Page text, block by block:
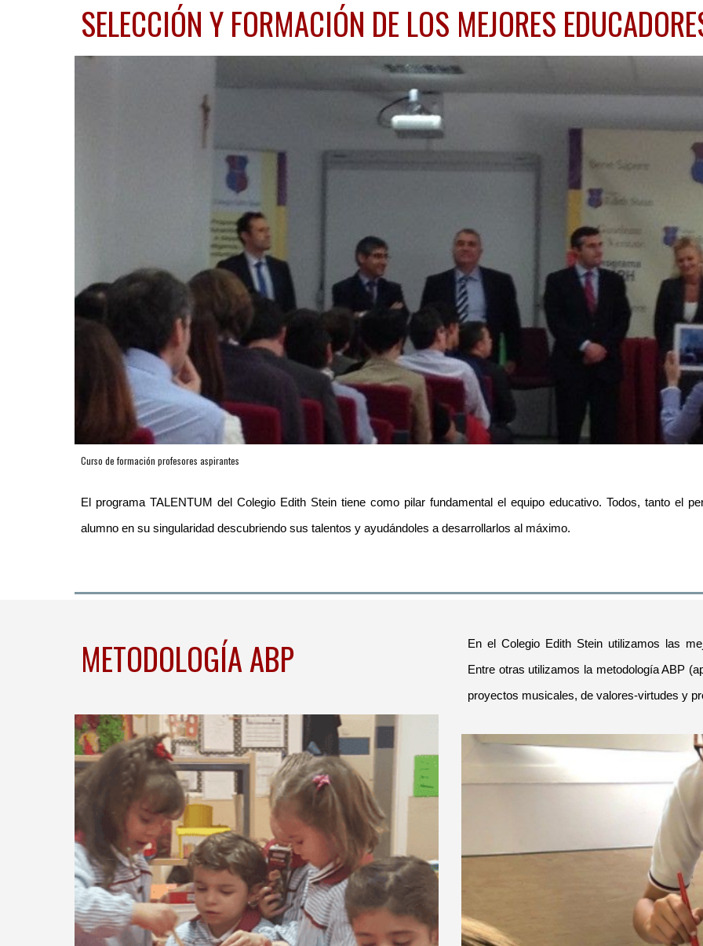
SELECCIÓN Y FORMACIÓN DE LOS MEJORES
Curso de formación profesores aspirantes
El programa TALENTUM del Colegio Edith Stein tiene como pilar fundamental el equipo educativo. Todos, tanto el
alumno en su singularidad descubriendo sus talentos y ayudándoles a desarrollarlos al máximo.
METODOLOGÍA ABP En el Colegio Edith Stein utilizamos las
Entre otras utilizamos la metodología ABP
proyectos musicales, de valores-virtudes y